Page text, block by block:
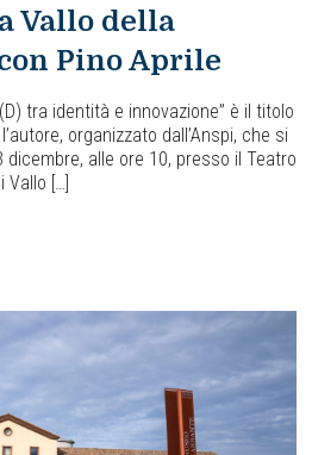
Vallo della
Pino Aprile
tra identità e innovazione” è il titolo
organizzato dall’Anspi, che si
dicembre, alle ore 10, presso il Teatro
Vallo […]